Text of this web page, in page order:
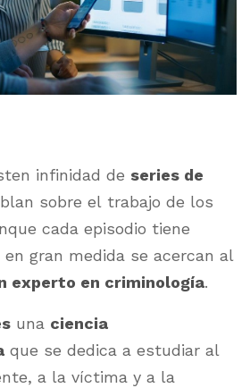
infinidad de series de
sobre el trabajo de los
cada episodio tiene
gran medida se acercan al
experto en criminología.
una ciencia
que se dedica a estudiar al
a la víctima y a la